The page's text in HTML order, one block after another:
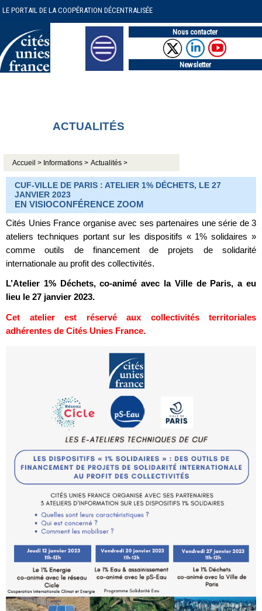
LE PORTAIL DE LA COOPÉRATION DÉCENTRALISÉE
Nous contacter
Newsletter
ACTUALITÉS
Accueil > Informations > Actualités >
CUF-VILLE DE PARIS : ATELIER 1% DÉCHETS, LE 27
JANVIER 2023
EN VISIOCONFÉRENCE ZOOM
Cités Unies France organise avec ses partenaires une série de 3
ateliers techniques portant sur les dispositifs « 1% solidaires »
comme outils de financement de projets de solidarité
internationale au profit des collectivités.
L’Atelier 1% Déchets, co-animé avec la Ville de Paris, a eu
lieu le 27 janvier 2023.
Cet atelier est réservé aux collectivités territoriales
adhérentes de Cités Unies France.